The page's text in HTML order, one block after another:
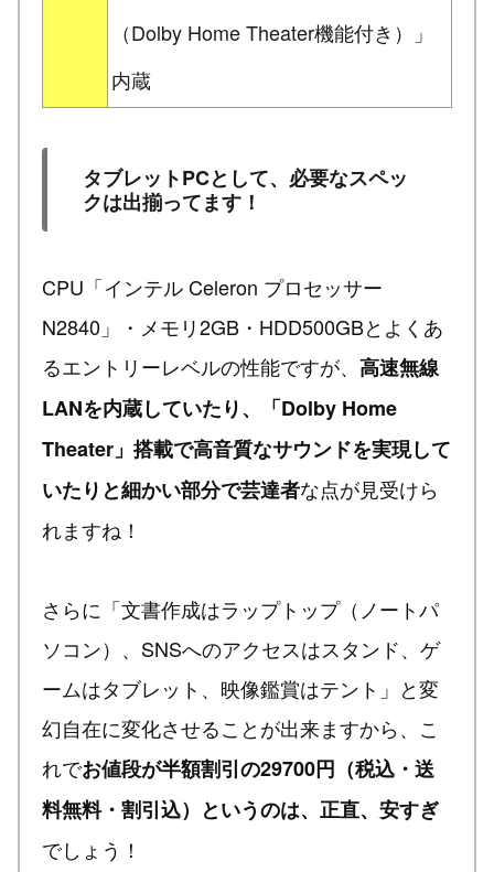
（Dolby Home Theater機能付き）」
内蔵
タブレットPCとして、必要なスペッ
クは出揃ってます！
CPU「インテル Celeron プロセッサー
N2840」・メモリ2GB・HDD500GBとよくあ
るエントリーレベルの性能ですが、 高速無線
LANを内蔵していたり、「Dolby Home
Theater」搭載で高音質なサウンドを実現して
いたりと細かい部分で芸達者な点が見受けら
れますね！
さらに「文書作成はラップトップ（ノートパ
ソコン）、SNSへのアクセスはスタンド、ゲ
ームはタブレット、映像鑑賞はテント」と変
幻自在に変化させることが出来ますから、こ
れでお値段が半額割引の29700円（税込・送
料無料・割引込）というのは、正直、安すぎ
でしょう！